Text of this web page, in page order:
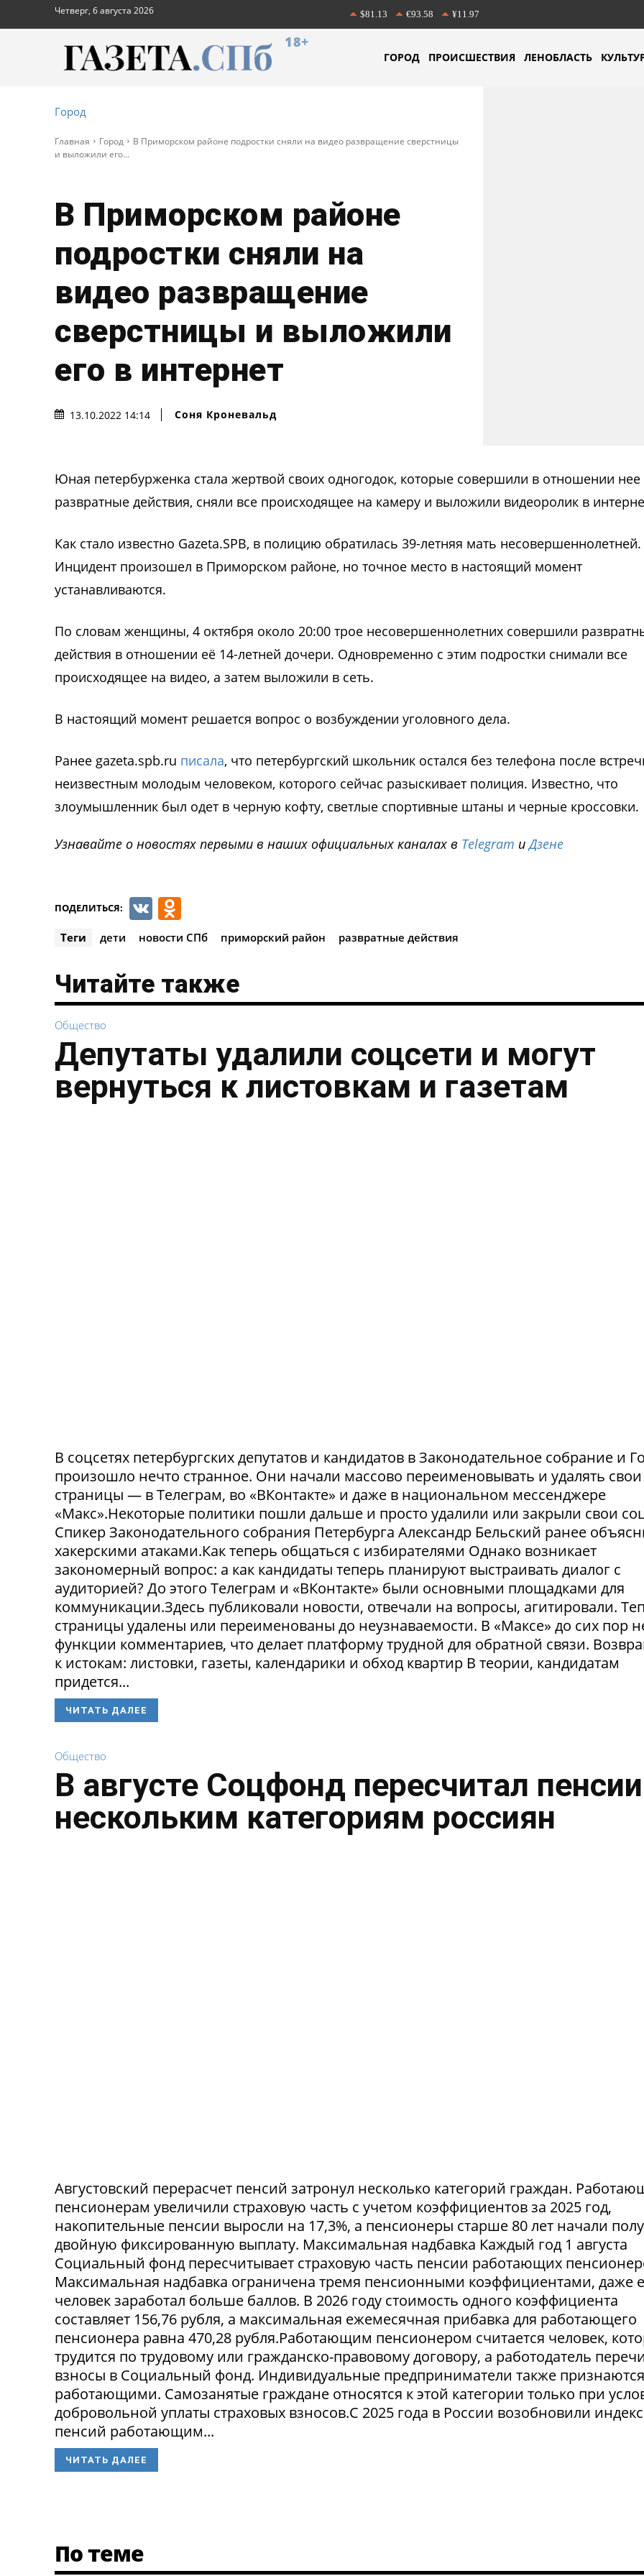
Четверг, 6 августа 2026 $81.13 €93.58 ¥11.97
18+
ГОРОД ПРОИСШЕСТВИЯ ЛЕНОБЛАСТЬ
Город
Главная Город
В Приморском районе подростки сняли на видео развращение сверстницы
и выложили его...
В Приморском районе
подростки сняли на
видео развращение
сверстницы и выложили
его в интернет
13.10.2022 14:14 Соня Кроневальд
Юная петербурженка стала жертвой своих одногодок, которые совершили в отношении нее
развратные действия, сняли все происходящее на камеру и выложили видеоролик в
Как стало известно Gazeta.SPB, в полицию обратилась 39-летняя мать несовершеннолетней.
Инцидент произошел в Приморском районе, но точное место в настоящий момент
устанавливаются.
По словам женщины, 4 октября около 20:00 трое несовершеннолетних совершили
действия в отношении её 14-летней дочери. Одновременно с этим подростки снимали все
происходящее на видео, а затем выложили в сеть.
В настоящий момент решается вопрос о возбуждении уголовного дела.
Ранее gazeta.spb.ru писала, что петербургский школьник остался без телефона после
неизвестным молодым человеком, которого сейчас разыскивает полиция. Известно, что
злоумышленник был одет в черную кофту, светлые спортивные штаны и черные кроссовки.
Узнавайте о новостях первыми в наших официальных каналах в Telegram иДзене
ПОДЕЛИТЬСЯ: VK
Теги дети новости СПб приморский район развратные действия
Читайте также
Общество
Депутаты удалили соцсети и могут
вернуться к листовкам и газетам
В соцсетях петербургских депутатов и кандидатов в Законодательное собрание и
произошло нечто странное. Они начали массово переименовывать и удалять свои
страницы — в Телеграм, во «ВКонтакте» и даже в национальном мессенджере
«Макс».Некоторые политики пошли дальше и просто удалили или закрыли свои
Спикер Законодательного собрания Петербурга Александр Бельский ранее
хакерскими атаками.Как теперь общаться с избирателями Однако возникает
закономерный вопрос: а как кандидаты теперь планируют выстраивать диалог с
аудиторией? До этого Телеграм и «ВКонтакте» были основными площадками для
коммуникации.Здесь публиковали новости, отвечали на вопросы, агитировали.
страницы удалены или переименованы до неузнаваемости. В «Максе» до сих пор
функции комментариев, что делает платформу трудной для обратной связи.
к истокам: листовки, газеты, календарики и обход квартир В теории, кандидатам
придется...
ЧИТАТЬ ДАЛЕЕ
Общество
В августе Соцфонд пересчитал пенсии
нескольким категориям россиян
Августовский перерасчет пенсий затронул несколько категорий граждан.
пенсионерам увеличили страховую часть с учетом коэффициентов за 2025 год,
накопительные пенсии выросли на 17,3%, а пенсионеры старше 80 лет начали
двойную фиксированную выплату. Максимальная надбавка Каждый год 1 августа
Социальный фонд пересчитывает страховую часть пенсии работающих
Максимальная надбавка ограничена тремя пенсионными коэффициентами, даже
человек заработал больше баллов. В 2026 году стоимость одного коэффициента
составляет 156,76 рубля, а максимальная ежемесячная прибавка для работающего
пенсионера равна 470,28 рубля.Работающим пенсионером считается человек,
трудится по трудовому или гражданско-правовому договору, а работодатель
взносы в Социальный фонд. Индивидуальные предприниматели также признаются
работающими. Самозанятые граждане относятся к этой категории только при
добровольной уплаты страховых взносов.С 2025 года в России возобновили
пенсий работающим...
ЧИТАТЬ ДАЛЕЕ
По теме